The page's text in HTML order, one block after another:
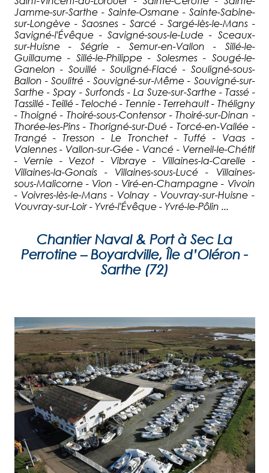
Jamme-sur-Sarthe - Sainte-Osmane - Sainte-Sabine-
sur-Longève - Saosnes - Sarcé - Sargé-lès-le-Mans -
Savigné-l'Évêque - Savigné-sous-le-Lude - Sceaux-
sur-Huisne - Ségrie - Semur-en-Vallon - Sillé-le-
Guillaume - Sillé-le-Philippe - Solesmes - Sougé-le-
Ganelon - Souillé - Souligné-Flacé - Souligné-sous-
Ballon - Soulitré - Souvigné-sur-Même - Souvigné-sur-
Sarthe - Spay - Surfonds - La Suze-sur-Sarthe - Tassé -
Tassillé - Teillé - Teloché - Tennie - Terrehault - Théligny
- Thoigné - Thoiré-sous-Contensor - Thoiré-sur-Dinan -
Thorée-les-Pins - Thorigné-sur-Dué - Torcé-en-Vallée -
Trangé - Tresson - Le Tronchet - Tuffé - Vaas -
Valennes - Vallon-sur-Gée - Vancé - Verneil-le-Chétif
- Vernie - Vezot - Vibraye - Villaines-la-Carelle -
Villaines-la-Gonais - Villaines-sous-Lucé - Villaines-
sous-Malicorne - Vion - Viré-en-Champagne - Vivoin
- Voivres-lès-le-Mans - Volnay - Vouvray-sur-Huisne -
Vouvray-sur-Loir - Yvré-l'Évêque - Yvré-le-Pôlin ...
Chantier Naval & Port à Sec La
Perrotine – Boyardville, Île d’Oléron -
Sarthe (72)